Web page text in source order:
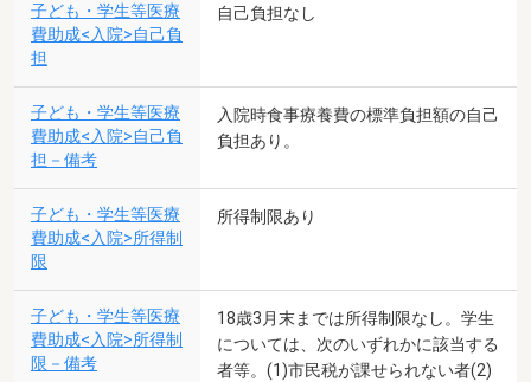
子ども・学生等医療
費助成<入院>自己負
担
自己負担なし
子ども・学生等医療
費助成<入院>自己負
担－備考
入院時食事療養費の標準負担額の自己
負担あり。
子ども・学生等医療
費助成<入院>所得制
限
所得制限あり
子ども・学生等医療
費助成<入院>所得制
限－備考
18歳3月末までは所得制限なし。学生
については、次のいずれかに該当する
者等。(1)市民税が課せられない者(2)